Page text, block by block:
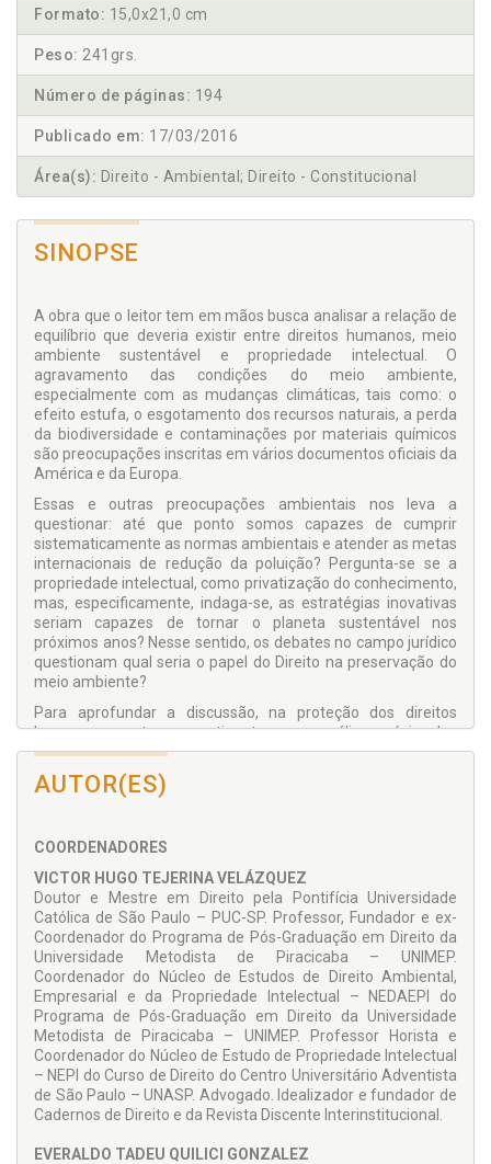
Formato: 15,0x21,0 cm
Peso: 241grs.
Número de páginas: 194
Publicado em: 17/03/2016
Área(s): Direito - Ambiental; Direito - Constitucional
SINOPSE
A obra que o leitor tem em mãos busca analisar a relação de
equilíbrio que deveria existir entre direitos humanos, meio
ambiente sustentável e propriedade intelectual. O
agravamento das condições do meio ambiente,
especialmente com as mudanças climáticas, tais como: o
efeito estufa, o esgotamento dos recursos naturais, a perda
da biodiversidade e contaminações por materiais químicos
são preocupações inscritas em vários documentos oficiais da
América e da Europa.
Essas e outras preocupações ambientais nos leva a
questionar: até que ponto somos capazes de cumprir
sistematicamente as normas ambientais e atender as metas
internacionais de redução da poluição? Pergunta-se se a
propriedade intelectual, como privatização do conhecimento,
mas, especificamente, indaga-se, as estratégias inovativas
seriam capazes de tornar o planeta sustentável nos
próximos anos? Nesse sentido, os debates no campo jurídico
questionam qual seria o papel do Direito na preservação do
meio ambiente?
Para aprofundar a discussão, na proteção dos direitos
humanos mostra-se pertinente uma análise prévia das
funções do Direito da Propriedade Intelectual, destacando-se
o programa brasileiro Patentes Verdes, e as normas de
Direito Ambiental atinentes à temática, considerando-se no
AUTOR(ES)
COORDENADORES
VICTOR HUGO TEJERINA VELÁZQUEZ
Doutor e Mestre em Direito pela Pontifícia Universidade
Católica de São Paulo – PUC-SP. Professor, Fundador e ex-
Coordenador do Programa de Pós-Graduação em Direito da
Universidade Metodista de Piracicaba – UNIMEP.
Coordenador do Núcleo de Estudos de Direito Ambiental,
Empresarial e da Propriedade Intelectual – NEDAEPI do
Programa de Pós-Graduação em Direito da Universidade
Metodista de Piracicaba – UNIMEP. Professor Horista e
Coordenador do Núcleo de Estudo de Propriedade Intelectual
– NEPI do Curso de Direito do Centro Universitário Adventista
de São Paulo – UNASP. Advogado. Idealizador e fundador de
Cadernos de Direito e da Revista Discente Interinstitucional.
EVERALDO TADEU QUILICI GONZALEZ